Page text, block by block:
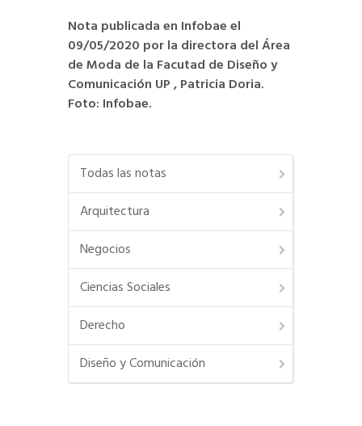
Nota publicada en Infobae el
09/05/2020 por la directora del Área
de Moda de la Facutad de Diseño y
Comunicación UP , Patricia Doria.
Foto: Infobae.
Todas las notas
Arquitectura
Negocios
Ciencias Sociales
Derecho
Diseño y Comunicación